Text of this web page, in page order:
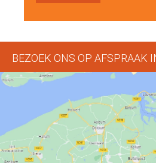
BEZOEK ONS OP AFSPRAAK